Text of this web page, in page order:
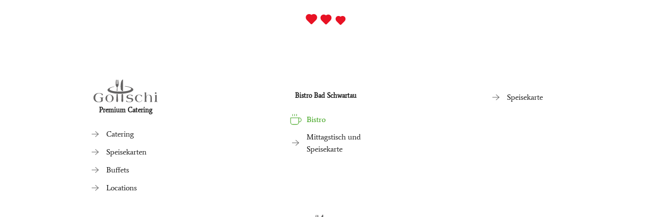
Premium Catering
Catering
Speisekarten
Buffets
Locations
Bistro Bad Schwartau
Bistro
Mittagstisch und
Speisekarte
Speisekarte